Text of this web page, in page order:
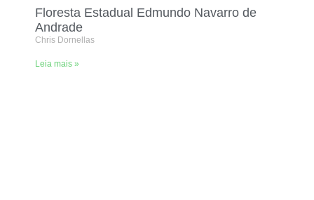
Floresta Estadual Edmundo Navarro de
Andrade
Chris Dornellas
Leia mais »